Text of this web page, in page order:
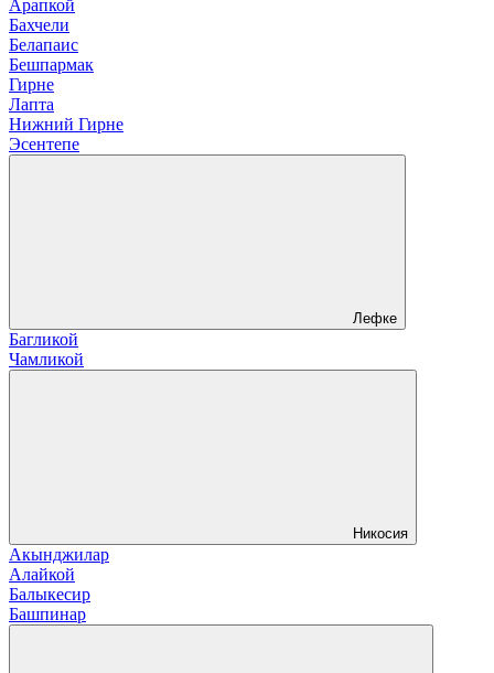
Арапкой
Бахчели
Белапаис
Бешпармак
Гирне
Лапта
Нижний Гирне
Эсентепе
Лефке
Багликой
Чамликой
Никосия
Акынджилар
Алайкой
Балыкесир
Башпинар